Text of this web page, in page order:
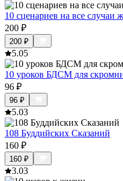
10 сценариев на все случаи
200 ₽
200 ₽
5.05
10 уроков БДСМ для
96 ₽
96 ₽
5.03
108 Буддийских Сказаний
160 ₽
160 ₽
3.03